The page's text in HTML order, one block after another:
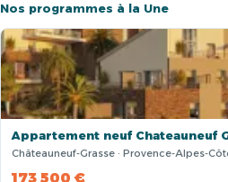
Nos programmes à la Une
Appartement neuf Chateauneuf
Châteauneuf-Grasse · Provence-Alpes-
173 500 €